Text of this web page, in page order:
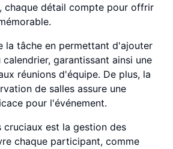
chaque détail compte pour offrir
la tâche en permettant d'ajouter
garantissant ainsi une
réunions d'équipe. De plus, la
de salles assure une
pour l'événement.
cruciaux est la gestion des
chaque participant, comme